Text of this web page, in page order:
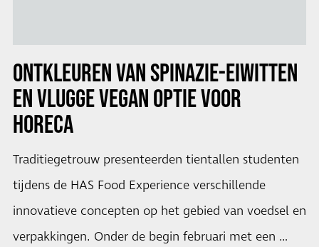
ONTKLEUREN VAN SPINAZIE-EIWITTEN
EN VLUGGE VEGAN OPTIE VOOR
HORECA
Traditiegetrouw presenteerden tientallen studenten
tijdens de HAS Food Experience verschillende
innovatieve concepten op het gebied van voedsel en
verpakkingen. Onder de begin februari met een …